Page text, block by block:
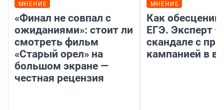
МНЕНИЕ
«Финал не совпал с
ожиданиями»: стоит ли
смотреть фильм
«Старый орел» на
большом экране —
честная рецензия
МНЕНИЕ
Как
ЕГЭ. Эксперт
скандале с
кампанией в